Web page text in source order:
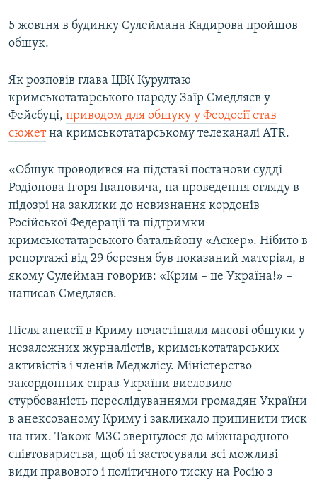
УКРАЇНСЬКА ПРОБЛЕМА КРИМУ
ІНФОГРАФІКА
ДОЛУЧАЙСЯ!
Усі сайти RFE/RL
5 жовтня в будинку Сулеймана Кадирова пройшов
обшук.
Як розповів глава ЦВК Курултаю
кримськотатарського народу Заїр Смедляєв у
Фейсбуці, приводом для обшуку у Феодосії став
сюжетна кримськотатарському телеканалі ATR.
«Обшук проводився на підставі постанови судді
Родіонова Ігоря Івановича, на проведення огляду в
підозрі на заклики до невизнання кордонів
Російської Федерації та підтримки
кримськотатарського батальйону «Аскер». Нібито в
репортажі від 29 березня був показаний матеріал, в
якому Сулейман говорив: «Крим – це Україна!» –
написав Смедляєв.
Після анексії в Криму почастішали масові обшуки у
незалежних журналістів, кримськотатарських
активістів і членів Меджлісу. Міністерство
закордонних справ України висловило
стурбованість переслідуваннями громадян України
в анексованому Криму і закликало припинити тиск
на них. Також МЗС звернулося до міжнародного
співтовариства, щоб ті застосували всі можливі
види правового і політичного тиску на Росію з